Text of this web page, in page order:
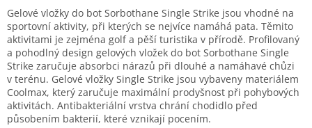
Gelové vložky do bot Sorbothane Single Strike jsou vhodné na
sportovní aktivity, při kterých se nejvíce namáhá pata. Těmito
aktivitami je zejména golf a pěší turistika v přírodě. Profilovaný
a pohodlný design gelových vložek do bot Sorbothane Single
Strike zaručuje absorbci nárazů při dlouhé a namáhavé chůzi
v terénu. Gelové vložky Single Strike jsou vybaveny materiálem
Coolmax, který zaručuje maximální prodyšnost při pohybových
aktivitách. Antibakteriální vrstva chrání chodidlo před
působením bakterií, které vznikají pocením.